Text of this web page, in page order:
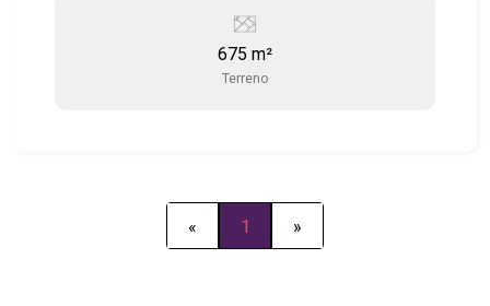
ampla - Cozinha - Despensa - Área de serviços -
Varanda - 4 vagas cobertas Piso Superior: - 3
dormitórios sendo 1 suíte grande - Sala ampla
675 m²
Terreno
« 1 »